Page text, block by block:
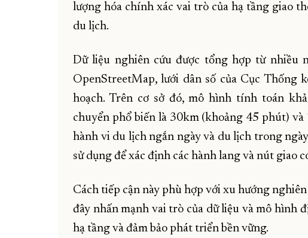
lượng hóa chính xác vai trò của hạ tầng giao
du lịch.
Dữ liệu nghiên cứu được tổng hợp từ nhiều
OpenStreetMap, lưới dân số của Cục Thống
hoạch. Trên cơ sở đó, mô hình tính toán
chuyển phổ biến là 30km (khoảng 45 phút)
hành vi du lịch ngắn ngày và du lịch trong
sử dụng để xác định các hành lang và nút giao
Cách tiếp cận này phù hợp với xu hướng
đây nhấn mạnh vai trò của dữ liệu và mô hình
hạ tầng và đảm bảo phát triển bền vững.